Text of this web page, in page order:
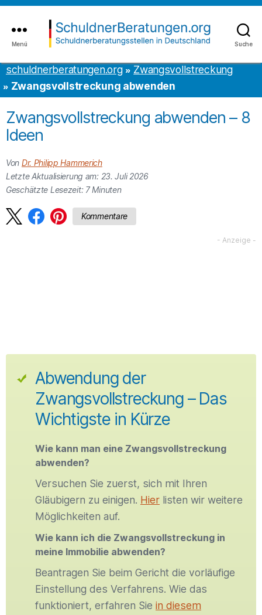
Inhalt
springen
to
the
content
Suche
Menü
schuldnerberatungen.org
Zwangsvollstreckung
Zwangsvollstreckung abwenden
Zwangsvollstreckung abwenden – 8
Ideen
Von Dr. Philipp Hammerich
Letzte Aktualisierung am: 23. Juli 2026
Geschätzte Lesezeit: 7 Minuten
Kommentare
Abwendung der
Zwangsvollstreckung – Das
Wichtigste in Kürze
Wie kann man eine Zwangsvollstreckung
abwenden?
Versuchen Sie zuerst, sich mit Ihren
Gläubigern zu einigen. Hier listen wir weitere
Möglichkeiten auf.
Wie kann ich die Zwangsvollstreckung in
meine Immobilie abwenden?
Beantragen Sie beim Gericht die vorläufige
Einstellung des Verfahrens. Wie das
funktioniert, erfahren Sie in diesem